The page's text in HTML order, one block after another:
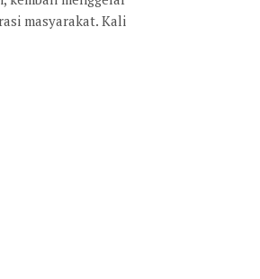
masyarakat. Kali